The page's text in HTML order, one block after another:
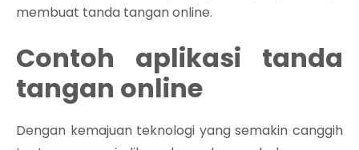
membuat tanda tangan online.
Contoh aplikasi tanda
tangan online
Dengan kemajuan teknologi yang semakin canggih